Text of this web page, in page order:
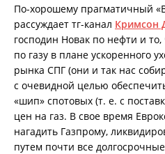
По-хорошему прагматичный
рассуждает тг-канал Кримсон
господин Новак по нефти и
по газу в плане ускоренного
рынка СПГ (они и так нас
с очевидной целью
«шип» спотовых (т. е. с
цен на газ. В свое время
нагадить Газпрому,
путем почти все